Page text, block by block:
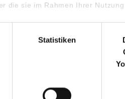
die sie im Rahmen Ihrer
Statistiken
in einem Kiefern- und
Menschen erinnert wird. Zu
Museumsgebäude. Ein Meer
erinnert dort auch an den